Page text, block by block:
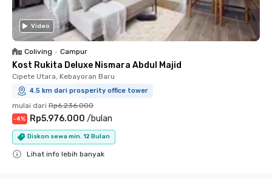
Video
Coliving • Campur
Kost Rukita Deluxe Nismara Abdul Majid
Cipete Utara, Kebayoran Baru
4.5 km dari prosperity office tower
mulai dari Rp6.236.000
-4% Rp5.976.000 /bulan
Diskon sewa min. 12 Bulan
Lihat info lebih banyak